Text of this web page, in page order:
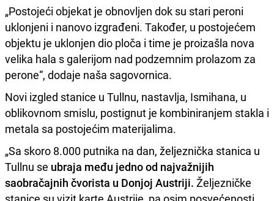
„Postojeći objekat je obnovljen dok su stari peroni
uklonjeni i nanovo izgrađeni. Također, u postojećem
objektu je uklonjen dio ploča i time je proizašla nova
velika hala s galerijom nad podzemnim prolazom za
perone“, dodaje naša sagovornica.
Novi izgled stanice u Tullnu, nastavlja, Ismihana, u
oblikovnom smislu, postignut je kombiniranjem stakla i
metala sa postojećim materijalima.
„Sa skoro 8.000 putnika na dan, željeznička stanica u
Tullnu se ubraja među jedno od najvažnijih
saobračajnih čvorista u Donjoj Austriji. Željezničke